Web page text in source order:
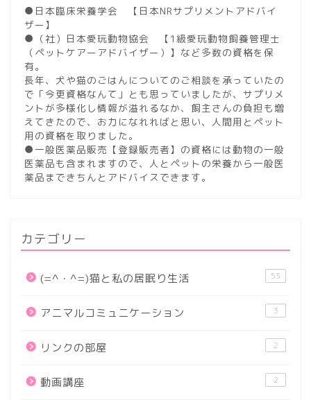
●日本臨床栄養学会 【日本NRサプリメントアドバイ
ザー】
●（社）日本愛玩動物協会 【1級愛玩動物飼養管理士
（ペットケアーアドバイザー）】など多数の資格を保
有。
長年、犬や猫のごはんについてのご相談を承っていたの
で「今更資格なんて」とも思っていましたが、サプリメ
ントが多様化し情報が溢れるなか、飼主さんの負担も増
えてきたので、お力になれればと思い、人間用とペット
用の資格を取りました。
●一般医薬品販売【登録販売者】の資格には動物の一般
医薬品も含まれますので、人とペットの栄養から一般医
薬品まできちんとアドバイスできます。
カテゴリー
(=^・^=)猫と私の居眠り生活 53
アニマルコミュニケーション 3
リンクの部屋 2
動画講座 2